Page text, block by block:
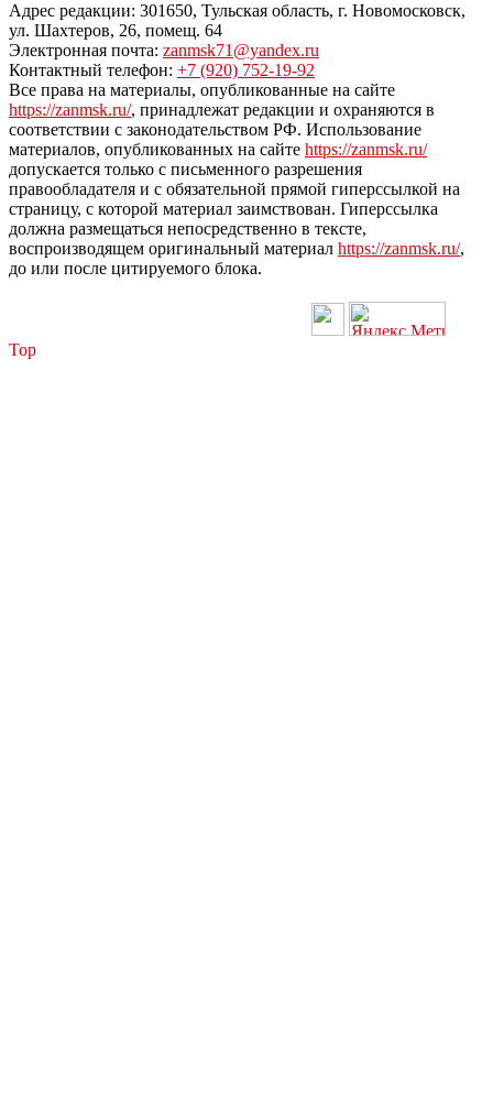
Адрес редакции: 301650, Тульская область, г. Новомосковск,
ул. Шахтеров, 26, помещ. 64
Электронная почта: zanmsk71@yandex.ru
Контактный телефон: +7 (920) 752-19-92
Все права на материалы, опубликованные на сайте
https://zanmsk.ru/, принадлежат редакции и охраняются в
соответствии с законодательством РФ. Использование
материалов, опубликованных на сайте https://zanmsk.ru/
допускается только с письменного разрешения
правообладателя и с обязательной прямой гиперссылкой на
страницу, с которой материал заимствован. Гиперссылка
должна размещаться непосредственно в тексте,
воспроизводящем оригинальный материал https://zanmsk.ru/,
до или после цитируемого блока.
Top